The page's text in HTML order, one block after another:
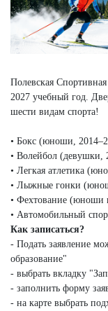
Полевская
2027 учебный год.
шести видам спорта!
• Бокс (юноши,
• Волейбол (девушки,
• Легкая атлетика
• Лыжные гонки
• Фехтование (юноши
• Автомобильный
Как записаться?
- Подать заявление
образование"
- выбрать вкладку
- заполнить форму
- на карте выбрать